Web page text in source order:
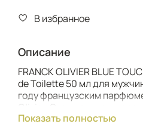
В избранное
Описание
FRANCK OLIVIER BLUE
de Toilette 50 мл для
году французским
Olivier. Этот древесно-
Aromatic) аромат
Показать полностью